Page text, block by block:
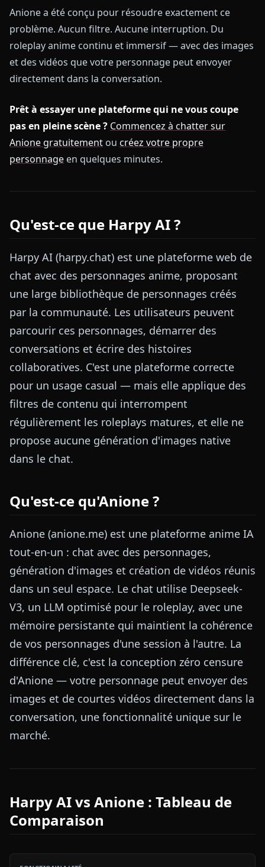
Anione a été conçu pour résoudre exactement ce
problème. Aucun filtre. Aucune interruption. Du
roleplay anime continu et immersif — avec des images
et des vidéos que votre personnage peut envoyer
directement dans la conversation.
Prêt à essayer une plateforme qui ne vous coupe
pas en pleine scène ? Commencez à chatter sur
Anione gratuitement ou créez votre propre
personnage en quelques minutes.
Qu'est-ce que Harpy AI ?
Harpy AI (harpy.chat) est une plateforme web de
chat avec des personnages anime, proposant
une large bibliothèque de personnages créés
par la communauté. Les utilisateurs peuvent
parcourir ces personnages, démarrer des
conversations et écrire des histoires
collaboratives. C'est une plateforme correcte
pour un usage casual — mais elle applique des
filtres de contenu qui interrompent
régulièrement les roleplays matures, et elle ne
propose aucune génération d'images native
dans le chat.
Qu'est-ce qu'Anione ?
Anione (anione.me) est une plateforme anime IA
tout-en-un : chat avec des personnages,
génération d'images et création de vidéos réunis
dans un seul espace. Le chat utilise Deepseek-
V3, un LLM optimisé pour le roleplay, avec une
mémoire persistante qui maintient la cohérence
de vos personnages d'une session à l'autre. La
différence clé, c'est la conception zéro censure
d'Anione — votre personnage peut envoyer des
images et de courtes vidéos directement dans la
conversation, une fonctionnalité unique sur le
marché.
Harpy AI vs Anione : Tableau de
Comparaison